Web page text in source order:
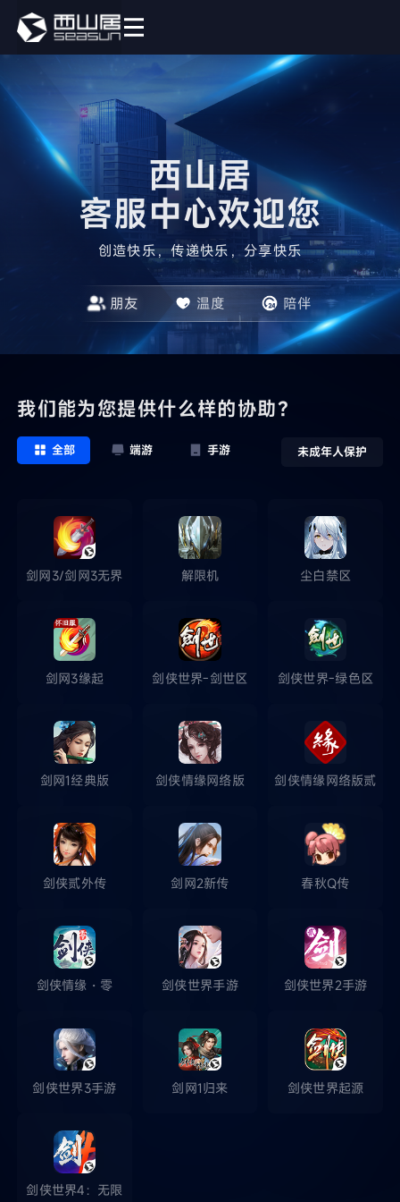
创造快乐，传递快乐，分享快乐
西山居
客服中心欢迎您
朋友 温度 陪伴
我们能为您提供什么样的协助？
全部 端游 手游 未成年人保护
剑网3/剑网3无界 解限机 尘白禁区
剑网3缘起 剑侠世界-剑世区 剑侠世界-绿色区
剑网1经典版 剑侠情缘网络版 剑侠情缘网络版贰
剑侠贰外传 剑网2新传 春秋Q传
剑侠情缘・零 剑侠世界手游 剑侠世界2手游
剑侠世界3手游 剑网1归来 剑侠世界起源
剑侠世界4：无限